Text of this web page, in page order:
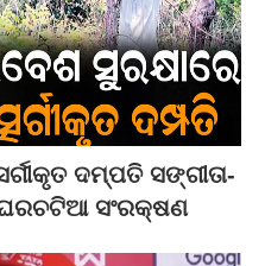
ଦମ୍ପତି ସଙ୍ଗୀତା-
ସଂରକ୍ଷଣ